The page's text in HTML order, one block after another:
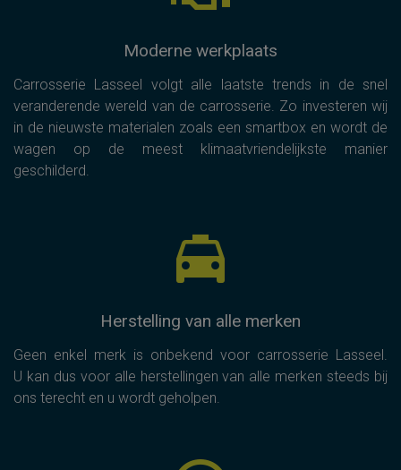
Moderne werkplaats
Carrosserie Lasseel volgt alle laatste trends in de snel
veranderende wereld van de carrosserie. Zo investeren wij
in de nieuwste materialen zoals een smartbox en wordt de
wagen op de meest klimaatvriendelijkste manier
geschilderd.
Herstelling van alle merken
Geen enkel merk is onbekend voor carrosserie Lasseel.
U kan dus voor alle herstellingen van alle merken steeds bij
ons terecht en u wordt geholpen.